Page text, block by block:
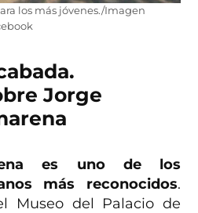
los más jóvenes./Imagen
Jorge
es uno de los
más reconocidos.
Museo del Palacio de